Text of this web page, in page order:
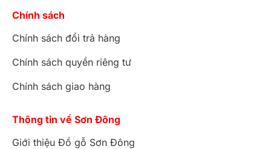
Chính sách
Chính sách đổi trả hàng
Chính sách quyền riêng tư
Chính sách giao hàng
Thông tin về Sơn Đông
Giới thiệu Đồ gỗ Sơn Đông